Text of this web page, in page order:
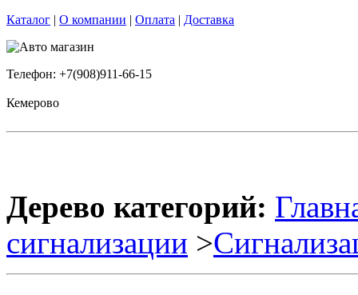
Каталог | О компании | Оплата | Доставка
Телефон: +7(908)911-66-15
Кемерово
Дерево категорий:
сигнализации >